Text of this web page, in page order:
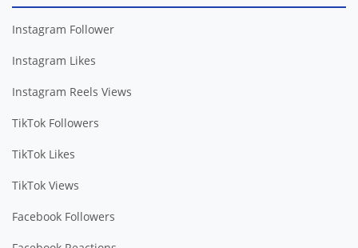
Instagram Follower
Instagram Likes
Instagram Reels Views
TikTok Followers
TikTok Likes
TikTok Views
Facebook Followers